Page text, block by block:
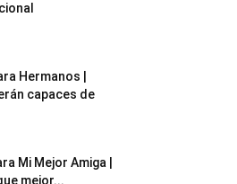
Hermanos |
capaces de
Mi Mejor Amiga |
mejor...